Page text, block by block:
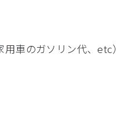
車のガソリン代、etc）